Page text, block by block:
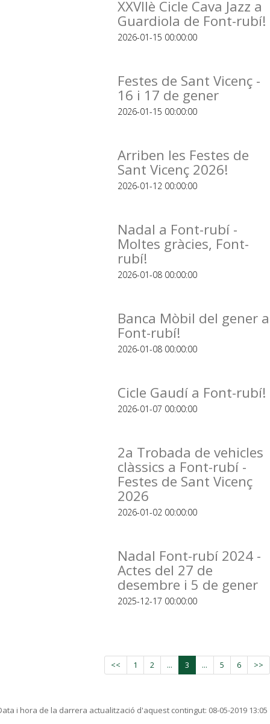
XXVIIè Cicle Cava Jazz a
Guardiola de Font-rubí!
2026-01-15 00:00:00
Festes de Sant Vicenç -
16 i 17 de gener
2026-01-15 00:00:00
Arriben les Festes de
Sant Vicenç 2026!
2026-01-12 00:00:00
Nadal a Font-rubí -
Moltes gràcies, Font-
rubí!
2026-01-08 00:00:00
Banca Mòbil del gener a
Font-rubí!
2026-01-08 00:00:00
Cicle Gaudí a Font-rubí!
2026-01-07 00:00:00
2a Trobada de vehicles
clàssics a Font-rubí -
Festes de Sant Vicenç
2026
2026-01-02 00:00:00
Nadal Font-rubí 2024 -
Actes del 27 de
desembre i 5 de gener
2025-12-17 00:00:00
<< 1 2 ... 3 ... 5 6 >>
i hora de la darrera actualització d'aquest contingut: 08-05-2019 13:05